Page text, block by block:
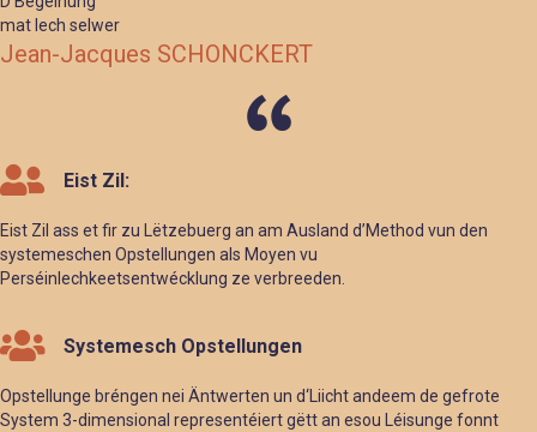
mat Iech selwer
Jean-Jacques SCHONCKERT
Eist Zil:
Eist Zil ass et fir zu Lëtzebuerg an am Ausland d’Method vun den
systemeschen Opstellungen als Moyen vu
Perséinlechkeetsentwécklung ze verbreeden.
Systemesch Opstellungen
Opstellunge bréngen nei Äntwerten un d‘Liicht andeem de gefrote
System 3-dimensional representéiert gëtt an esou Léisunge fonnt